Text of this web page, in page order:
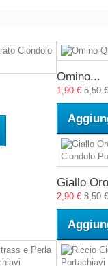
Omino...
1,90 € 5,50 €
Giallo
2,90 € 8,50 €